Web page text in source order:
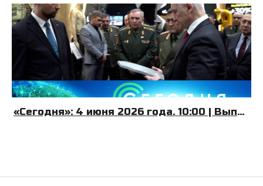
«Сегодня»: 4 июня 2026 года. 10:00 | Выпуск новостей | Новости НТВ